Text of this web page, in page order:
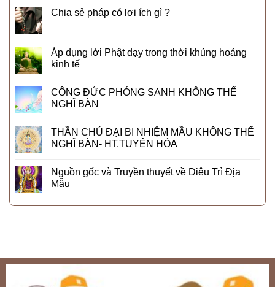
Chia sẻ pháp có lợi ích gì ?
Áp dụng lời Phật dạy trong thời khủng hoảng
kinh tế
CÔNG ĐỨC PHÓNG SANH KHÔNG THỂ
NGHĨ BÀN
THẦN CHÚ ĐẠI BI NHIỆM MẦU KHÔNG THỂ
NGHĨ BÀN- HT.TUYÊN HÓA
Nguồn gốc và Truyền thuyết về Diêu Trì Địa
Mẫu